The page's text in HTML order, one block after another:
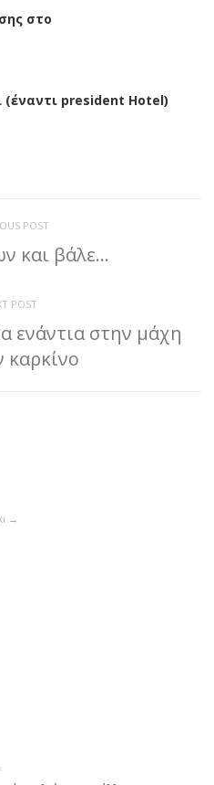
στο
(έναντι president Hotel)
POST
και βάλε…
POST
ενάντια στην μάχη
καρκίνο
→